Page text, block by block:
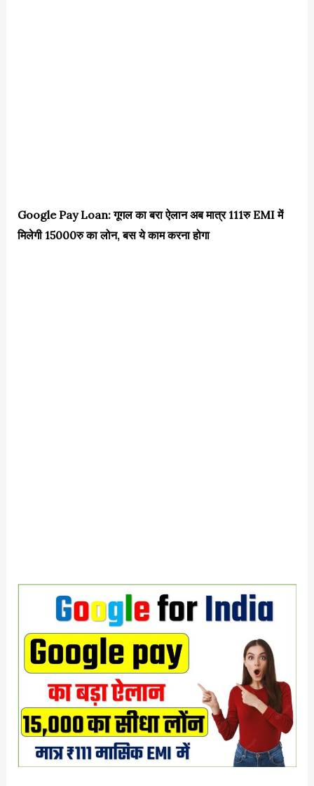
Google Pay Loan: गूगल का बरा ऐलान अब मात्र 111रु EMI में
मिलेगी 15000रु का लोन, बस ये काम करना होगा